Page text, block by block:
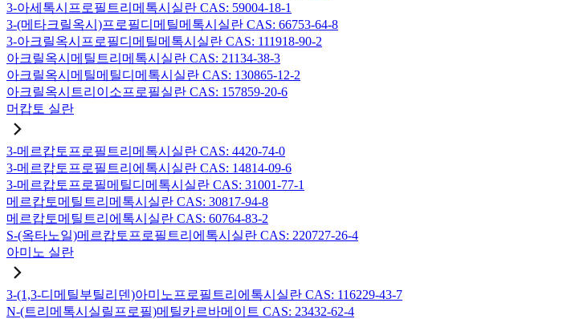
3-아세톡시프로필트리메톡시실란 CAS: 59004-18-1
3-(메타크릴옥시)프로필디메틸메톡시실란 CAS: 66753-64-8
3-아크릴옥시프로필디메틸메톡시실란 CAS: 111918-90-2
아크릴옥시메틸트리메톡시실란 CAS: 21134-38-3
아크릴옥시메틸메틸디메톡시실란 CAS: 130865-12-2
아크릴옥시트리이소프로필실란 CAS: 157859-20-6
머캅토 실란
3-메르캅토프로필트리메톡시실란 CAS: 4420-74-0
3-메르캅토프로필트리에톡시실란 CAS: 14814-09-6
3-메르캅토프로필메틸디메톡시실란 CAS: 31001-77-1
메르캅토메틸트리메톡시실란 CAS: 30817-94-8
메르캅토메틸트리에톡시실란 CAS: 60764-83-2
S-(옥타노일)메르캅토프로필트리에톡시실란 CAS: 220727-26-4
아미노 실란
3-(1,3-디메틸부틸리덴)아미노프로필트리에톡시실란 CAS: 116229-43-7
N-(트리메톡시실릴프로필)메틸카르바메이트 CAS: 23432-62-4